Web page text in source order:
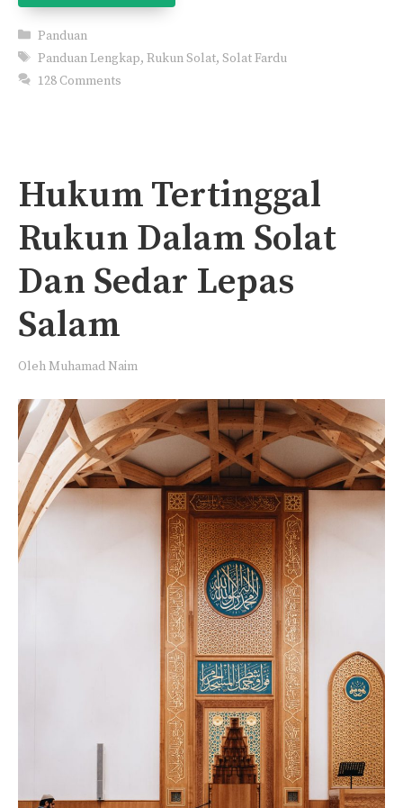
Categories
Panduan
Tags
Panduan Lengkap,Rukun Solat, Solat Fardu
128 Comments
Hukum Tertinggal
Rukun Dalam Solat
Dan Sedar Lepas
Salam
OlehMuhamad Naim